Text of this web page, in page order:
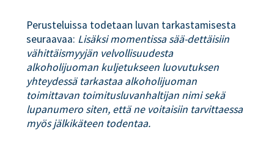
Perusteluissa todetaan luvan tarkastamisesta
seuraavaa: Lisäksi momentissa sää-dettäisiin
vähittäismyyjän velvollisuudesta
alkoholijuoman kuljetukseen luovutuksen
yhteydessä tarkastaa alkoholijuoman
toimittavan toimitusluvanhaltijan nimi sekä
lupanumero siten, että ne voitaisiin tarvittaessa
myös jälkikäteen todentaa.